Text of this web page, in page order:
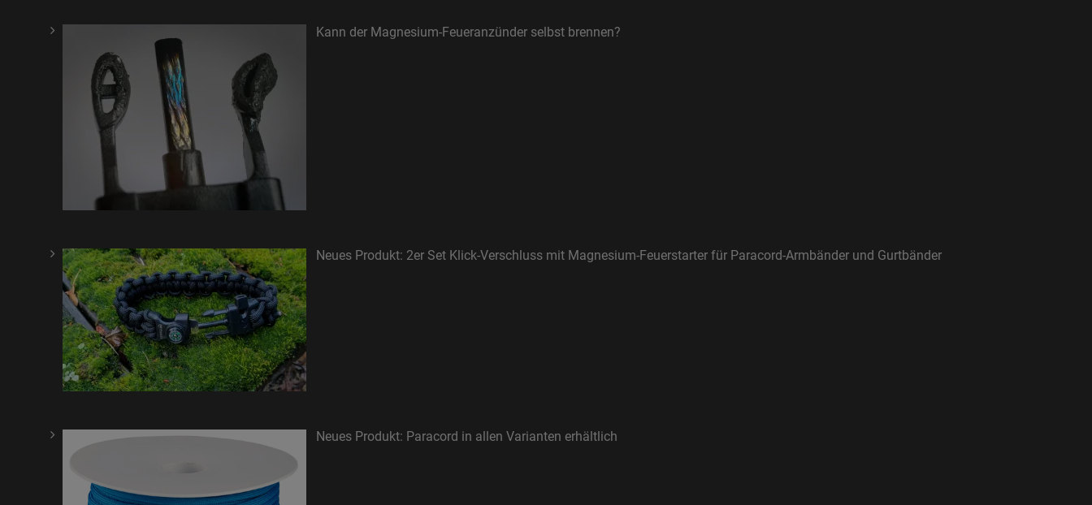
Kann der Magnesium-Feueranzünder selbst brennen?
Neues Produkt: 2er Set Klick-Verschluss mit Magnesium-Feuerstarter für Paracord-Armbänder und Gurtbänder
Neues Produkt: Paracord in allen Varianten erhältlich